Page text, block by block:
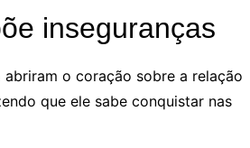
inseguranças
o coração sobre a relação
que ele sabe conquistar nas